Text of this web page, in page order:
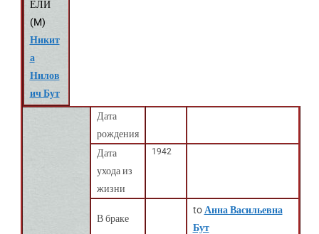
ЕЛИ
(M)
Никит
а
Нилов
ич Бут
Дата
рождения
Дата
ухода из
жизни
1942
В браке
to Анна Васильевна
Бут